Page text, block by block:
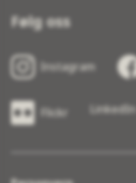
Følg oss
Instagram
Flickr LinkedIn